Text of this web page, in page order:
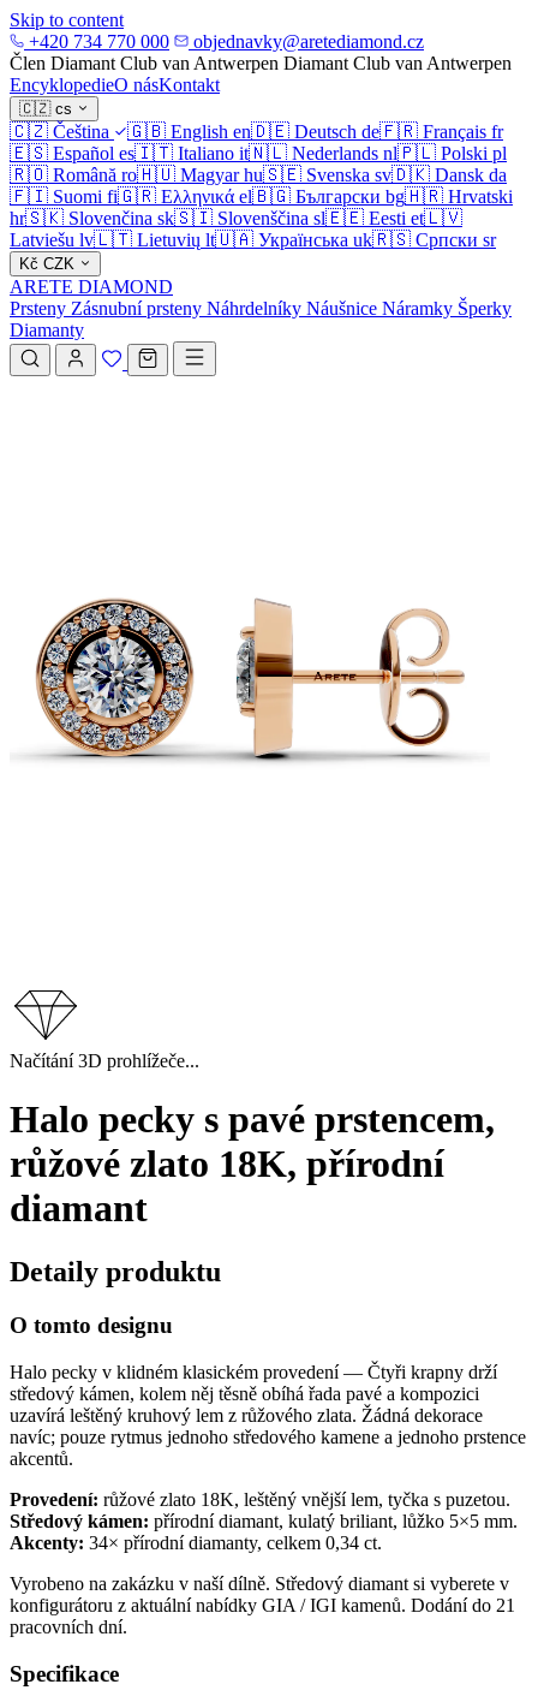
Skip to content
+420 734 770 000
objednavky@aretediamond.cz
Člen Diamant Club van Antwerpen Diamant Club van Antwerpen
EncyklopedieO násKontakt
🇨🇿 cs
🇨🇿 Čeština 🇬🇧 English en🇩🇪 Deutsch de🇫🇷 Français fr
🇪🇸 Español es🇮🇹 Italiano it🇳🇱 Nederlands nl🇵🇱 Polski pl
🇷🇴 Română ro🇭🇺 Magyar hu🇸🇪 Svenska sv🇩🇰 Dansk da
🇫🇮 Suomi fi🇬🇷 Ελληνικά el🇧🇬 Български bg🇭🇷 Hrvatski
hr🇸🇰 Slovenčina sk🇸🇮 Slovenščina sl🇪🇪 Eesti et🇱🇻
Latviešu lv🇱🇹 Lietuvių lt🇺🇦 Українська uk🇷🇸 Српски sr
Kč CZK
ARETE DIAMOND
Prsteny Zásnubní prsteny Náhrdelníky Náušnice Náramky Šperky
Diamanty
Načítání 3D prohlížeče...
Halo pecky s pavé prstencem,
růžové zlato 18K, přírodní
diamant
Detaily produktu
O tomto designu
Halo pecky v klidném klasickém provedení — Čtyři krapny drží
středový kámen, kolem něj těsně obíhá řada pavé a kompozici
uzavírá leštěný kruhový lem z růžového zlata. Žádná dekorace
navíc; pouze rytmus jednoho středového kamene a jednoho prstence
akcentů.
Provedení: růžové zlato 18K, leštěný vnější lem, tyčka s puzetou.
Středový kámen: přírodní diamant, kulatý briliant, lůžko 5×5 mm.
Akcenty: 34× přírodní diamanty, celkem 0,34 ct.
Vyrobeno na zakázku v naší dílně. Středový diamant si vyberete v
konfigurátoru z aktuální nabídky GIA / IGI kamenů. Dodání do 21
pracovních dní.
Specifikace